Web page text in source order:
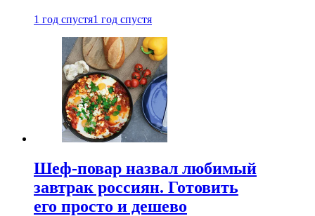
1 год спустя1 год спустя
Шеф-повар назвал любимый
завтрак россиян. Готовить
его просто и дешево